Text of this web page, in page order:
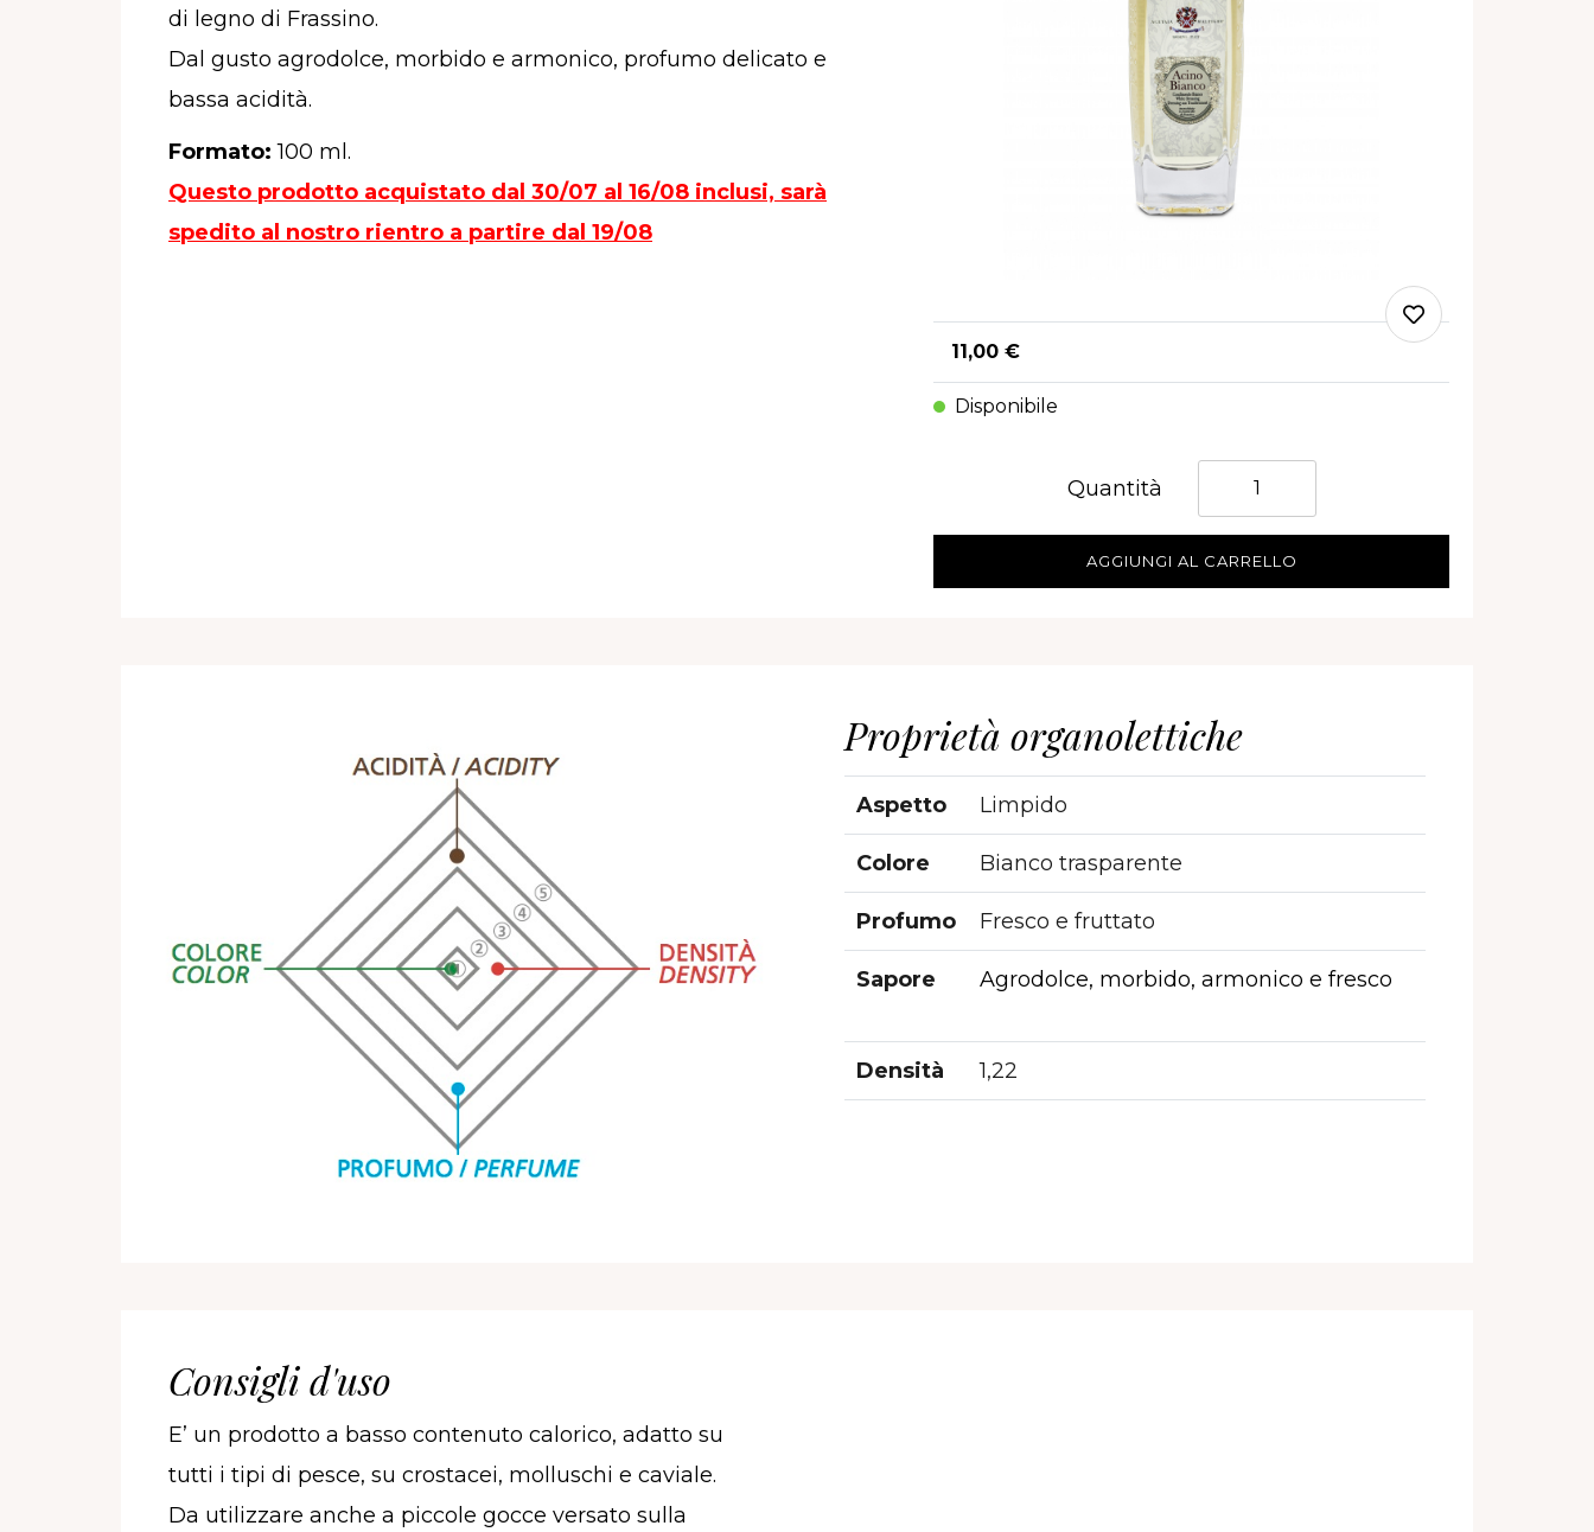
di legno di Frassino.
Dal gusto agrodolce, morbido e armonico, profumo delicato e
bassa acidità.
Formato: 100 ml.
Questo prodotto acquistato dal 30/07 al 16/08 inclusi, sarà
spedito al nostro rientro a partire dal 19/08
11,00 €
Disponibile
Quantità Quantità
AGGIUNGI AL CARRELLO
Proprietà organolettiche
Aspetto Limpido
Colore Bianco trasparente
Profumo Fresco e fruttato
Sapore Agrodolce, morbido, armonico e fresco
Densità 1,22
Consigli d'uso
E’ un prodotto a basso contenuto calorico, adatto su
tutti i tipi di pesce, su crostacei, molluschi e caviale.
Da utilizzare anche a piccole gocce versato sulla